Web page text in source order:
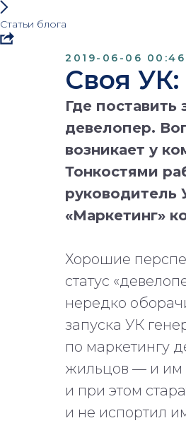
Статьи блога
2019-06-06 00:46
Своя УК:
Где
девелопер.
возникает у
Тонкостями
руководитель
«Маркетинг»
Хорошие
статус
нередко
запуска УК
по маркетингу
жильцов — и им
и при этом
и не испортил